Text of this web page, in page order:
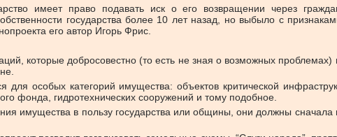
имеет право подавать иск о его возвращении через
государства более 10 лет назад, но выбыло с
его автор Игорь Фрис.
которые добросовестно (то есть не зная о возможных
особых категорий имущества: объектов критической
фонда, гидротехнических сооружений и тому подобное.
имущества в пользу государства или общины, они должны